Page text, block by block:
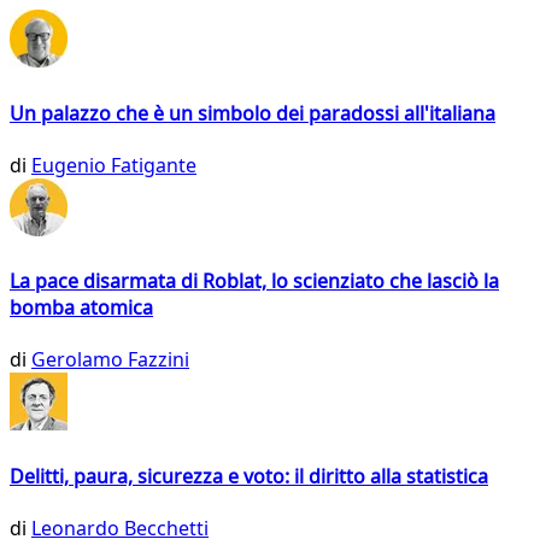
Un palazzo che è un simbolo dei paradossi all'italiana
di Eugenio Fatigante
La pace disarmata di Roblat, lo scienziato che lasciò la
bomba atomica
di Gerolamo Fazzini
Delitti, paura, sicurezza e voto: il diritto alla statistica
di Leonardo Becchetti